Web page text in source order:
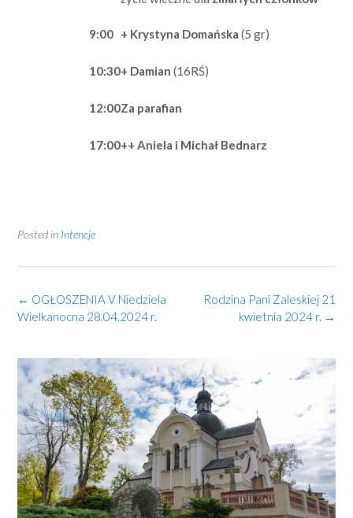
9:00 + Krystyna Domańska (5 gr)
10:30+ Damian (16RŚ)
12:00Za parafian
17:00++ Aniela i Michał Bednarz
Posted in Intencje
Post
navigation
Rodzina Pani Zaleskiej 21
kwietnia 2024 r. →
← OGŁOSZENIA V Niedziela
Wielkanocna 28.04.2024 r.